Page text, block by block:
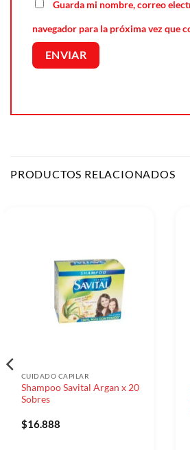
Guarda mi nombre, correo
navegador para la próxima vez que
PRODUCTOS RELACIONADOS
CUIDADO CAPILAR
Shampoo Savital Argan x 20
Sobres
$16.888